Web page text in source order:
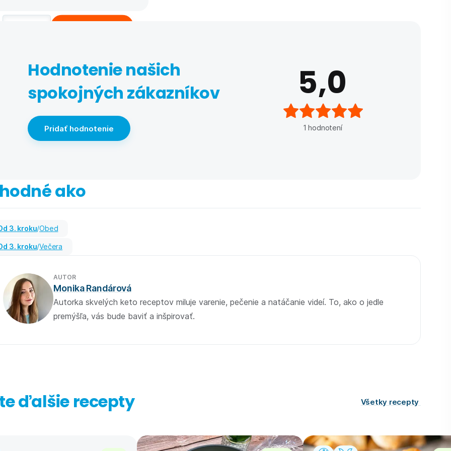
Hodnotenie našich
spokojných zákazníkov
Pridať hodnotenie
5,0
1 hodnotení
ako
od 3. kroku/ Obed
od 3. kroku/ Večera
AUTOR
Monika Randárová
Autorka skvelých keto receptov miluje varenie, pečenie a natáčanie videí. To, ako o jedle
premýšľa, vás bude baviť a inšpirovať.
ďalšie recepty Všetky recepty